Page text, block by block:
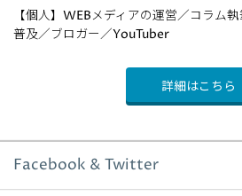
【個人】WEBメディアの運営／コラム
普及／ブロガー／YouTuber
詳細はこちら
Facebook & Twitter